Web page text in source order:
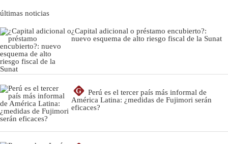
últimas noticias
¿Capital adicional o préstamo encubierto?:
nuevo esquema de alto riesgo fiscal de la Sunat
G
Perú es el tercer país más informal de
América Latina: ¿medidas de Fujimori serán
eficaces?